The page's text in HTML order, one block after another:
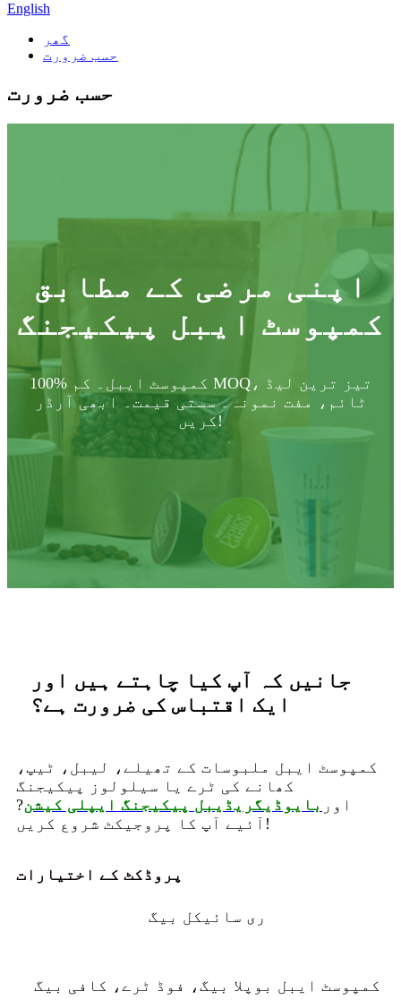
English
گھر
حسب ضرورت
حسب ضرورت
اپنی مرضی کے مطابق
کمپوسٹ ایبل پیکیجنگ
100% کمپوسٹ ایبل۔ کم MOQ، تیز ترین لیڈ
ٹائم، مفت نمونہ۔ سستی قیمت۔ ابھی آرڈر
کریں!
جانیں کہ آپ کیا چاہتے ہیں اور
ایک اقتباس کی ضرورت ہے؟
کمپوسٹ ایبل ملبوسات کے تھیلے، لیبل، ٹیپ،
کھانے کی ٹرے یا سیلولوز پیکیجنگ
اور بایوڈیگریڈیبل پیکیجنگ ایپلی کیشن?
آئیے آپ کا پروجیکٹ شروع کریں!
پروڈکٹ کے اختیارات
ری سائیکل بیگ
کمپوسٹ ایبل بوپلا بیگ، فوڈ ٹرے، کافی بیگ